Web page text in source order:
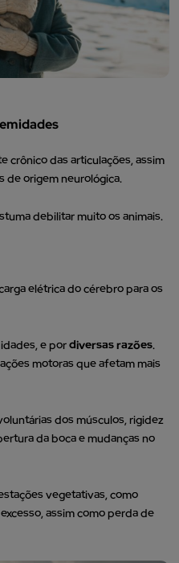
crônico das articulações, assim
de origem neurológica.
debilitar muito os animais.
elétrica do cérebro para os
e pordiversas razões.
motoras que afetam mais
dos músculos, rigidez
da boca e mudanças no
vegetativas, como
assim como perda de